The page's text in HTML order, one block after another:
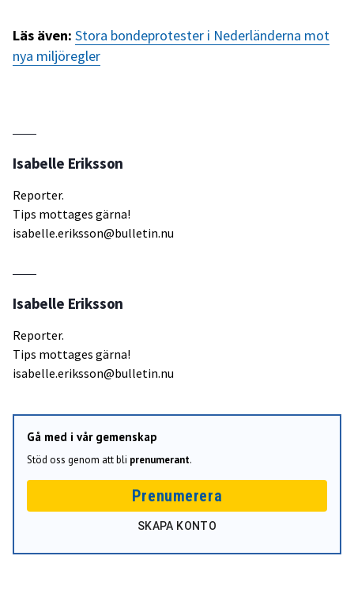
Läs även: Stora bondeprotester i Nederländerna mot
nya miljöregler
Isabelle Eriksson
Reporter.
Tips mottages gärna!
isabelle.eriksson@bulletin.nu
Isabelle Eriksson
Reporter.
Tips mottages gärna!
isabelle.eriksson@bulletin.nu
Gå med i vår gemenskap
Stöd oss genom att bli prenumerant.
Prenumerera
SKAPA KONTO